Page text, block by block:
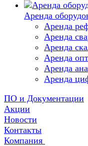
Аренда
Аренда
Аренда
Аренда
Аренда
Аренда
Аренда
ПО и Документации
Акции
Новости
Контакты
Компания